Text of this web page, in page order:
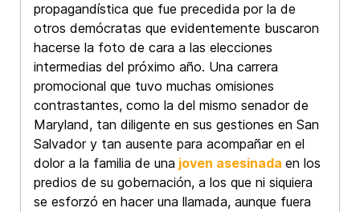
propagandística que fue precedida por la de
otros demócratas que evidentemente buscaron
hacerse la foto de cara a las elecciones
intermedias del próximo año. Una carrera
promocional que tuvo muchas omisiones
contrastantes, como la del mismo senador de
Maryland, tan diligente en sus gestiones en San
Salvador y tan ausente para acompañar en el
dolor a la familia de una joven asesinada en los
predios de su gobernación, a los que ni siquiera
se esforzó en hacer una llamada, aunque fuera